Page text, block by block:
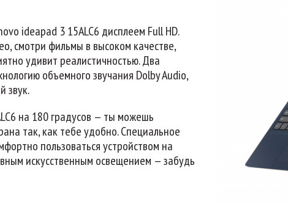
ideapad 3 15ALC6 дисплеем Full HD.
смотри фильмы в высоком качестве,
удивит реалистичностью. Два
объемного звучания Dolby Audio,
звук.
на 180 градусов — ты можешь
так, как тебе удобно. Специальное
пользоваться устройством на
искусственным освещением — забудь